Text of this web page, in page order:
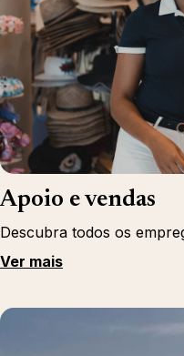
Apoio e vendas
Descubra todos os
Ver mais